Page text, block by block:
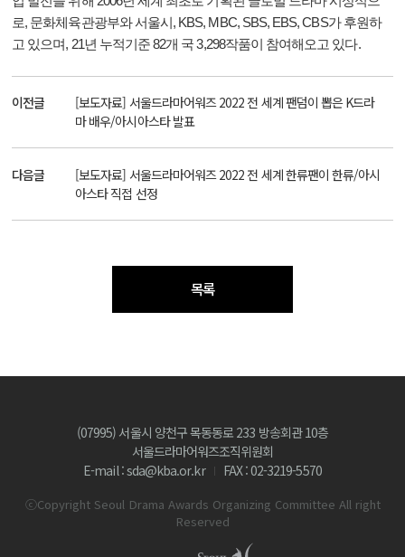
로, 문화체육관광부와 서울시, KBS, MBC, SBS, EBS, CBS가 후원하
고 있으며, 21년 누적기준 82개 국 3,298작품이 참여해오고 있다.
이전글
[보도자료] 서울드라마어워즈 2022 전 세계 팬덤이 뽑은 K드라
마 배우/아시아스타 발표
다음글
[보도자료] 서울드라마어워즈 2022 전 세계 한류팬이 한류/아시
아스타 직접 선정
목록
(07995) 서울시 양천구 목동동로 233 방송회관 10층
서울드라마어워즈조직위원회
E-mail : sda@kba.or.kr
FAX : 02-3219-5570
ⓒCopyright Seoul Drama Awards Organizing Committee All right
Reserved